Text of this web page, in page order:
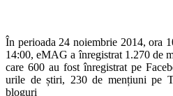
În perioada 24 noiembrie 2014, ora
14:00, eMAG a înregistrat 1.270 de
care 600 au fost înregistrat pe
urile de știri, 230 de mențiuni pe
bloguri